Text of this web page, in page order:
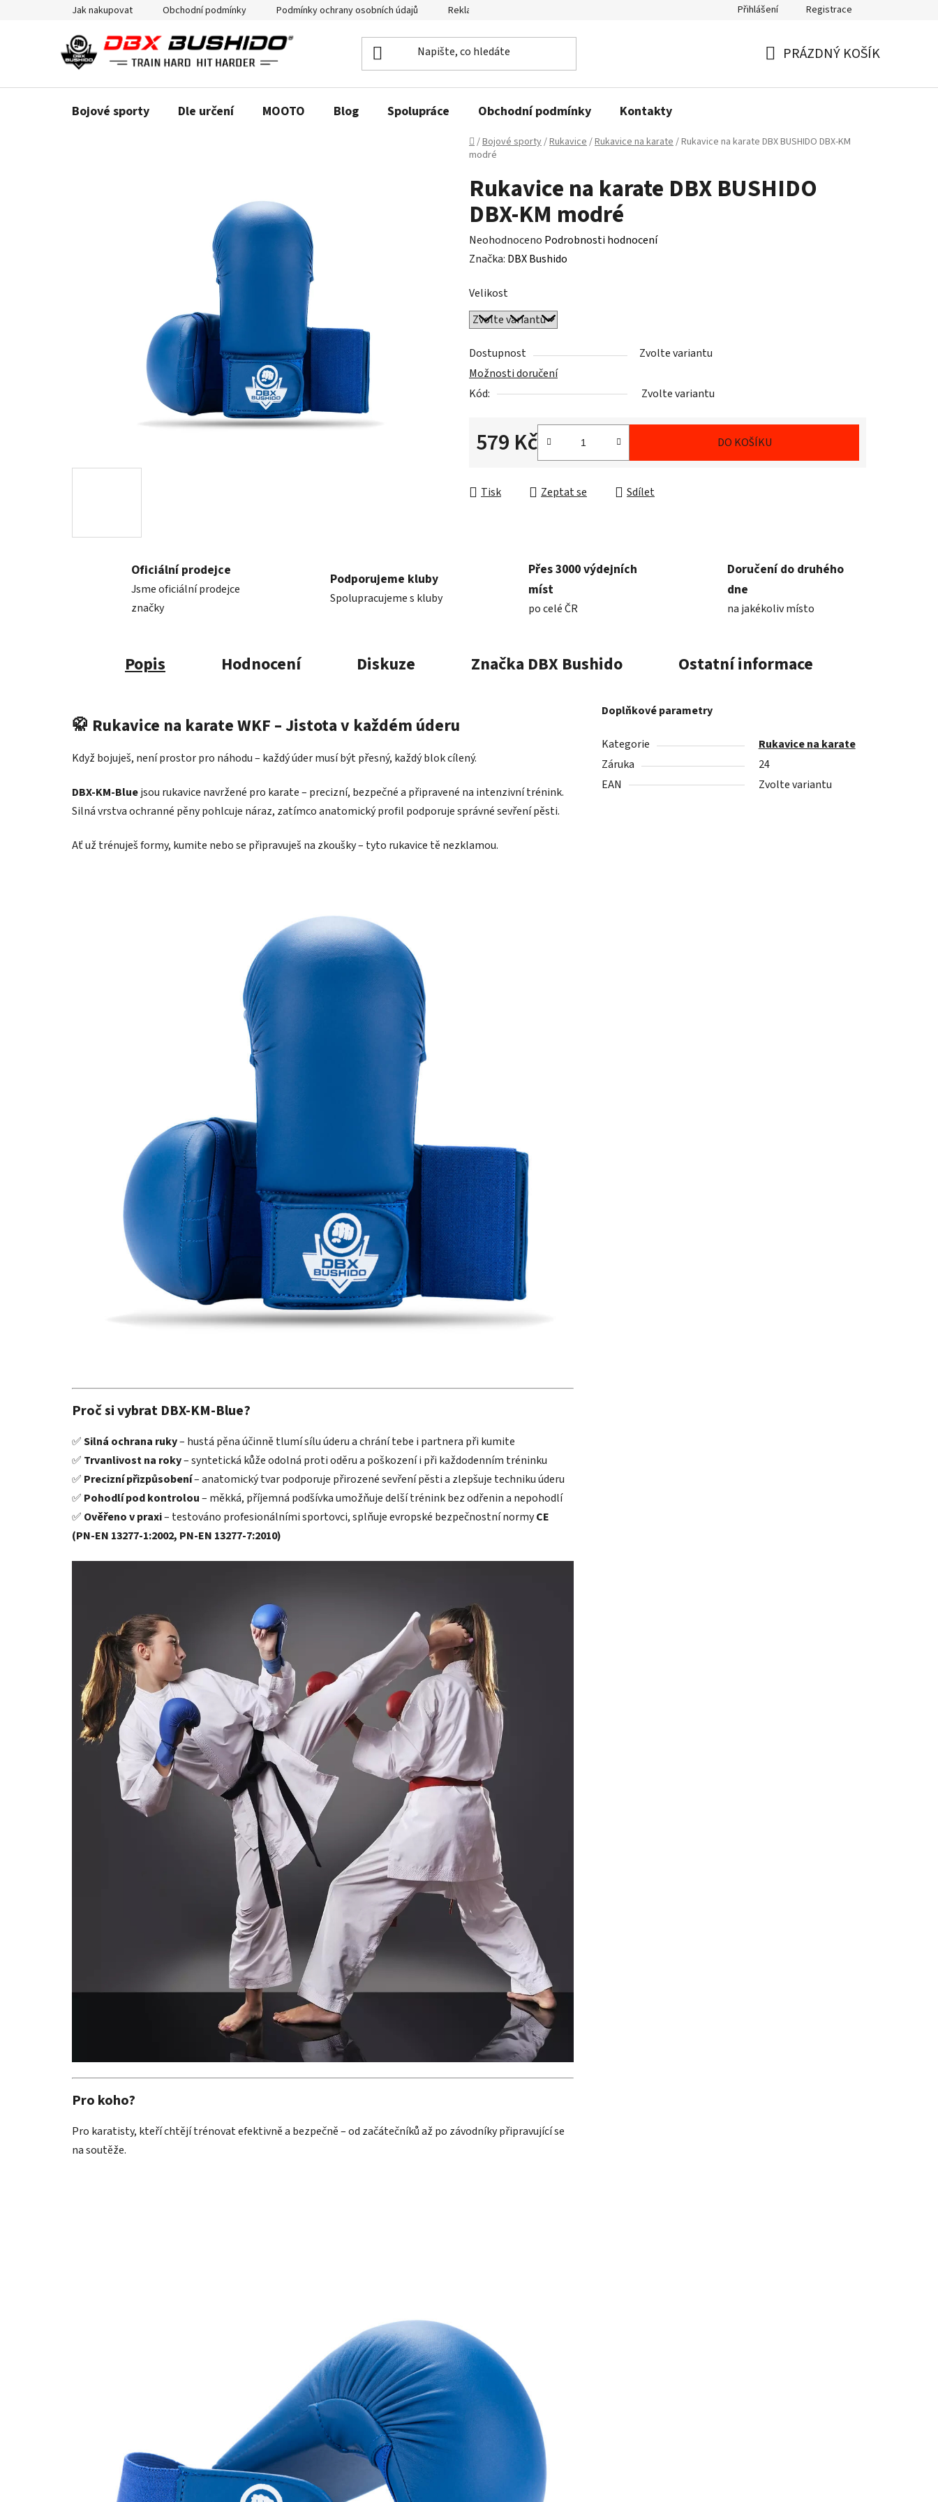
Jak nakupovat Obchodní podmínky Podmínky ochrany osobních údajů Reklamační řád a odstoupení od smlouvy Politika používání cookiesPřihlášení Registrace
PRÁZDNÝ KOŠÍK
Bojové sporty Dle určení MOOTO Blog Spolupráce Obchodní podmínky Kontakty
Domů
/Bojové sporty/Rukavice/Rukavice na karate/Rukavice na karate DBX BUSHIDO DBX-KM
modré
Rukavice na karate DBX BUSHIDO
DBX-KM modré
Průměrné
hodnocení
je
0,0
z
5
hvězdiček.
Neohodnoceno Podrobnosti hodnocení
Značka: DBX Bushido
Velikost
Dostupnost
Zvolte variantu
Možnosti doručení
Kód:
Zvolte variantu
579 Kč DO KOŠÍKU
Tisk Zeptat se Sdílet
Oficiální prodejce
Jsme oficiální prodejce
značky
Podporujeme kluby
Spolupracujeme s kluby
Přes 3000 výdejních
míst
po celé ČR
Doručení do druhého
dne
na jakékoliv místo
Popis Hodnocení Diskuze Značka DBX Bushido Ostatní informace
🥋 Rukavice na karate WKF – Jistota v každém úderu
Když bojuješ, není prostor pro náhodu – každý úder musí být přesný, každý blok cílený.
DBX-KM-Bluejsou rukavice navržené pro karate – precizní, bezpečné a připravené na intenzivní trénink.
Silná vrstva ochranné pěny pohlcuje náraz, zatímco anatomický profil podporuje správné sevření pěsti.
Ať už trénuješ formy, kumite nebo se připravuješ na zkoušky – tyto rukavice tě nezklamou.
Proč si vybrat DBX-KM-Blue?
✅Silná ochrana ruky– hustá pěna účinně tlumí sílu úderu a chrání tebe i partnera při kumite
✅ Trvanlivost na roky– syntetická kůže odolná proti oděru a poškození i při každodenním tréninku
✅ Precizní přizpůsobení– anatomický tvar podporuje přirozené sevření pěsti a zlepšuje techniku úderu
✅ Pohodlí pod kontrolou– měkká, příjemná podšívka umožňuje delší trénink bez odřenin a nepohodlí
✅ Ověřeno v praxi– testováno profesionálními sportovci, splňuje evropské bezpečnostní normyCE
(PN-EN 13277-1:2002, PN-EN 13277-7:2010)
Pro koho?
Pro karatisty, kteří chtějí trénovat efektivně a bezpečně – od začátečníků až po závodníky připravující se
na soutěže.
Doplňkové parametry
Kategorie
Rukavice na karate
Záruka
24
EAN
Zvolte variantu